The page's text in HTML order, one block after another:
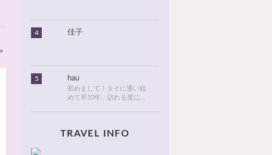
に関する情報などを発信し
ます！
4 佳子
5 hau
初めまして！タイに通い始
めて早10年。訪れる度に変
店・おしゃれなカフェやレ
TRAVEL INFO